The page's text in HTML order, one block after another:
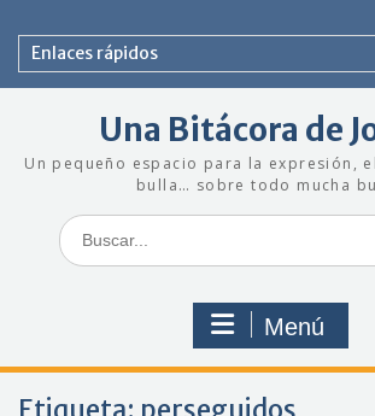
contenido
Enlaces rápidos
Una Bitácora de
Un pequeño espacio para la expresión,
bulla… sobre todo mucha
Buscar:
Menú